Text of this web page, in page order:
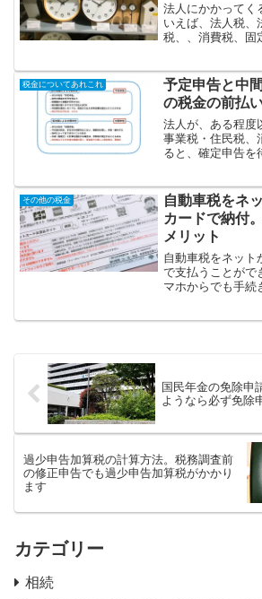
法人にかかってく
いえば、法人税、
税、、消費税、固
ので、赤字のとき
なのですが、法人
税金についてあれこれ
予定申告と中
の税金の前払
法人が、ある程度
事業税・住民税、
ると、確定申告を
税金を前払いする
がある金額以上に
その他の税金
自動車税をネ
カードで納付
メリット
自動車税をネット
で支払うことがで
マホからでも手
国民年金の免除申
ようなら必ず免除
過少申告加算税の計算方法。税務調査前
の修正申告でも過少申告加算税がかかり
ます
カテゴリー
相続